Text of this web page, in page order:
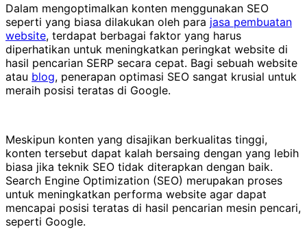
Dalam mengoptimalkan konten menggunakan SEO
seperti yang biasa dilakukan oleh para jasa pembuatan
website, terdapat berbagai faktor yang harus
diperhatikan untuk meningkatkan peringkat website di
hasil pencarian SERP secara cepat. Bagi sebuah website
atau blog, penerapan optimasi SEO sangat krusial untuk
meraih posisi teratas di Google.
Meskipun konten yang disajikan berkualitas tinggi,
konten tersebut dapat kalah bersaing dengan yang lebih
biasa jika teknik SEO tidak diterapkan dengan baik.
Search Engine Optimization (SEO) merupakan proses
untuk meningkatkan performa website agar dapat
mencapai posisi teratas di hasil pencarian mesin pencari,
seperti Google.